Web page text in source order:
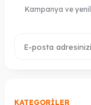
Kampanya ve
KATEGORILER